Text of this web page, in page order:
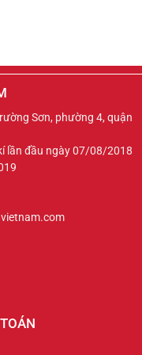
Sơn, phường 4, quận
lần đầu ngày 07/08/2018